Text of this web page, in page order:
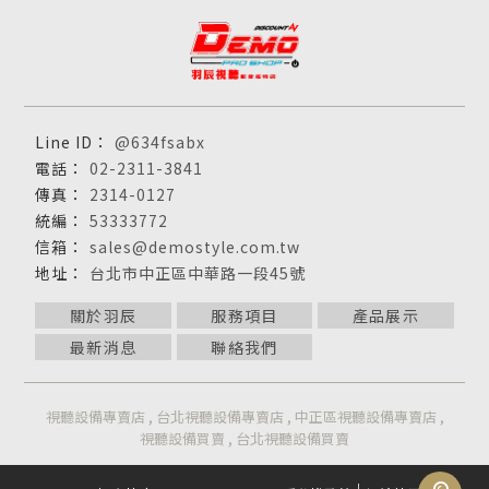
@634fsabx
02-2311-3841
2314-0127
53333772
sales@demostyle.com.tw
台北市中正區中華路一段45號
關於羽辰
服務項目
產品展示
最新消息
聯絡我們
視聽設備專賣店 台北視聽設備專賣店
中正區視聽設備專賣店
視聽設備買賣
台北視聽設備買賣